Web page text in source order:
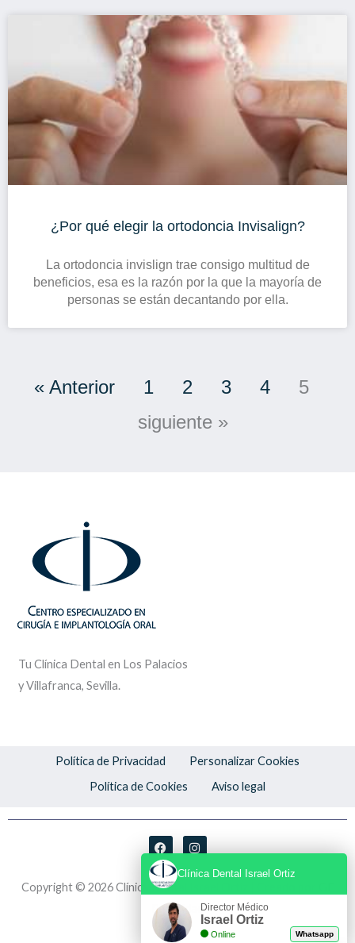
¿Por qué elegir la ortodoncia Invisalign?
La ortodoncia invislign trae consigo multitud de
beneficios, esa es la razón por la que la mayoría de
personas se están decantando por ella.
« Anterior 1 2 3 4
5
siguiente »
Tu Clínica Dental en Los Palacios
y Villafranca, Sevilla.
Política de Privacidad
Personalizar Cookies
Política de Cookies
Aviso legal
F
a
c
e
b
I
n
t
m
Copyright © 2026 Clínica Dental Israel Ortiz | Creado por
Publicidad
Clínica Dental Israel Ortiz
Director Médico
Israel Ortiz
Online Whatsapp